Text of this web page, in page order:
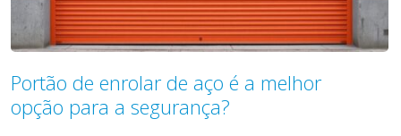
Portão de enrolar de aço é a melhor
opção para a segurança?